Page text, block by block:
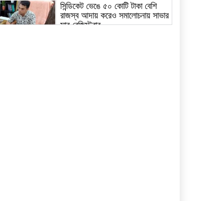
সিন্ডিকেট ভেঙে ৫০ কোটি টাকা বেশি
রাজস্ব আদায় করেও সমালোচনায় সাভার
সাব রেজিস্ট্রার